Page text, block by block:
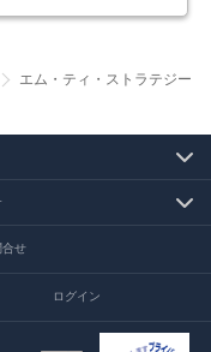
エム・ティ・ストラテジー
合せ
ログイン